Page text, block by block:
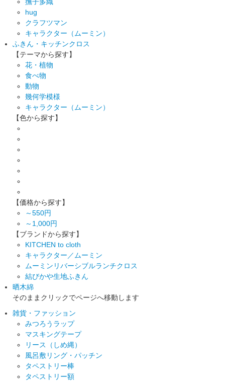
hug
クラフツマン
キャラクター（ムーミン）
ふきん・キッチンクロス
【テーマから探す】
花・植物
食べ物
動物
幾何学模様
キャラクター（ムーミン）
【色から探す】
【価格から探す】
～550円
～1,000円
【ブランドから探す】
KITCHEN to cloth
キャラクター／ムーミン
ムーミンリバーシブルランチクロス
結びかや生地ふきん
晒木綿
そのままクリックでページへ移動します
雑貨・ファッション
みつろうラップ
マスキングテープ
リース（しめ縄）
風呂敷リング・パッチン
タペストリー棒
タペストリー額